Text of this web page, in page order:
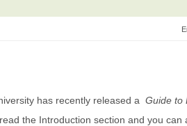
has recently released a Guide to
the Introduction section and you can